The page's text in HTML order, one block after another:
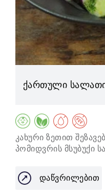
ქართული
კახური ზეთით
პომიდვრის მსუბუქი
დაწვრილებით